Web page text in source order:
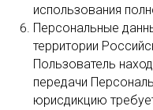
использования
Персональные
территории
Пользователь
передачи
юрисдикцию